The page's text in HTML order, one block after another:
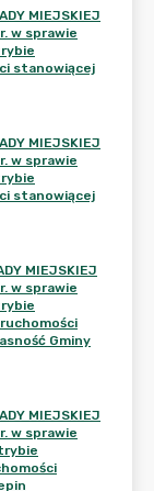
MIEJSKIEJ
w sprawie
stanowiącej
MIEJSKIEJ
w sprawie
stanowiącej
MIEJSKIEJ
w sprawie
Gminy
MIEJSKIEJ
w sprawie